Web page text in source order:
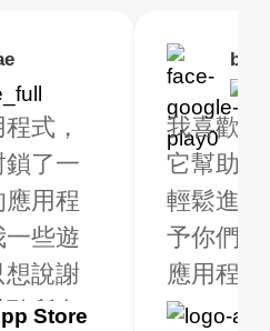
式，
鎖了一
用程
些遊
想說謝
聽所有
Store
我喜歡
它幫助
輕鬆進
予你們
應用程
。我不
，但當
需要
為我
內使用
線時不
我已經
大約2週
是一個
用程式
用，我
到高級
Foutrrrrrr
強烈推薦，因為我
線快速穩定。
App